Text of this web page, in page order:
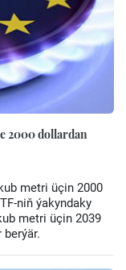
2000 dollardan
metri üçin 2000
niň ýakyndaky
metri üçin 2039